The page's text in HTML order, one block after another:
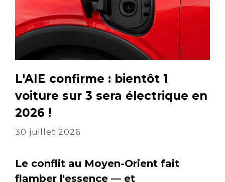
L'AIE confirme : bientôt 1
voiture sur 3 sera électrique en
2026 !
30 juillet 2026
Le conflit au Moyen-Orient fait
flamber l'essence — et